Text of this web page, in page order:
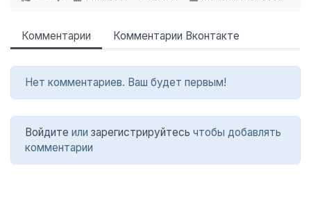
Комментарии Комментарии Вконтакте
Нет комментариев. Ваш будет первым!
Войдите или зарегистрируйтесь чтобы добавлять
комментарии